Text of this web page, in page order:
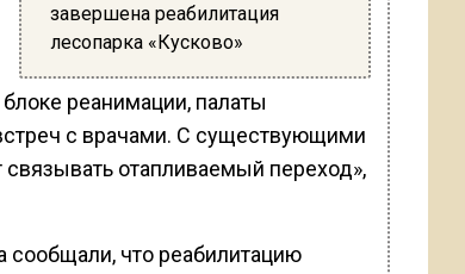
завершена реабилитация
лесопарка «Кусково»
реанимации, палаты
с врачами. С существующими
отапливаемый переход»,
сообщали, что реабилитацию